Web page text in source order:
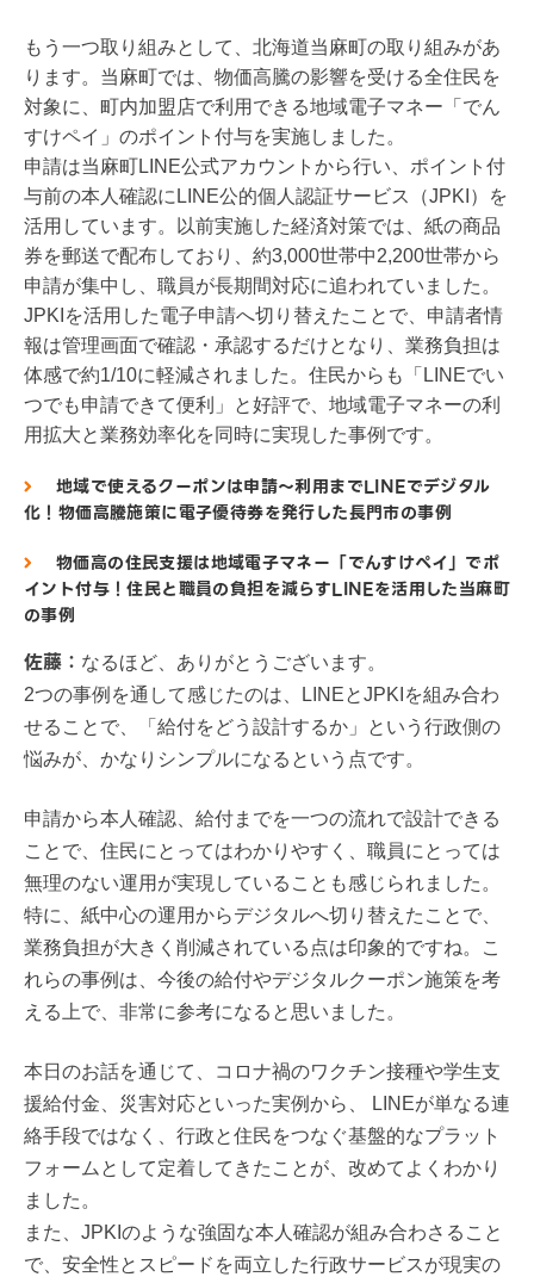
もう一つ取り組みとして、北海道当麻町の取り組みがあ
ります。当麻町では、物価高騰の影響を受ける全住民を
対象に、町内加盟店で利用できる地域電子マネー「でん
すけペイ」のポイント付与を実施しました。
申請は当麻町LINE公式アカウントから行い、ポイント付
与前の本人確認にLINE公的個人認証サービス（JPKI）を
活用しています。以前実施した経済対策では、紙の商品
券を郵送で配布しており、約3,000世帯中2,200世帯から
申請が集中し、職員が長期間対応に追われていました。
JPKIを活用した電子申請へ切り替えたことで、申請者情
報は管理画面で確認・承認するだけとなり、業務負担は
体感で約1/10に軽減されました。住民からも「LINEでい
つでも申請できて便利」と好評で、地域電子マネーの利
用拡大と業務効率化を同時に実現した事例です。
地域で使えるクーポンは申請～利用までLINEでデジタル
化！物価高騰施策に電子優待券を発行した長門市の事例
物価高の住民支援は地域電子マネー「でんすけペイ」でポ
イント付与！住民と職員の負担を減らすLINEを活用した当麻町
の事例
佐藤： なるほど、ありがとうございます。
2つの事例を通して感じたのは、LINEとJPKIを組み合わ
せることで、「給付をどう設計するか」という行政側の
悩みが、かなりシンプルになるという点です。
申請から本人確認、給付までを一つの流れで設計できる
ことで、住民にとってはわかりやすく、職員にとっては
無理のない運用が実現していることも感じられました。
特に、紙中心の運用からデジタルへ切り替えたことで、
業務負担が大きく削減されている点は印象的ですね。こ
れらの事例は、今後の給付やデジタルクーポン施策を考
える上で、非常に参考になると思いました。
本日のお話を通じて、コロナ禍のワクチン接種や学生支
援給付金、災害対応といった実例から、 LINEが単なる連
絡手段ではなく、行政と住民をつなぐ基盤的なプラット
フォームとして定着してきたことが、改めてよくわかり
ました。
また、JPKIのような強固な本人確認が組み合わさること
で、安全性とスピードを両立した行政サービスが現実の